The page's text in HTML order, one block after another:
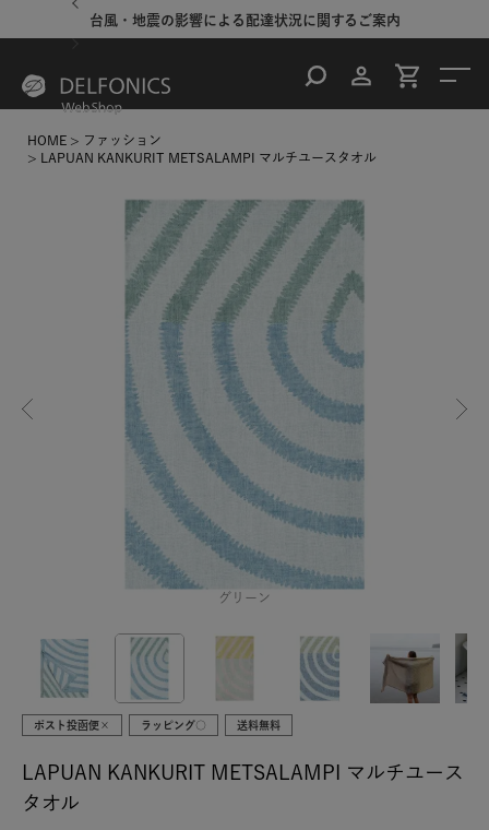
台風・地震の影響による配達状況に関するご案内
HOME
ファッション
LAPUAN KANKURIT METSALAMPI マルチユースタオル
グリーン
ポスト投函便× ラッピング○ 送料無料
LAPUAN KANKURIT METSALAMPI マルチユース
タオル